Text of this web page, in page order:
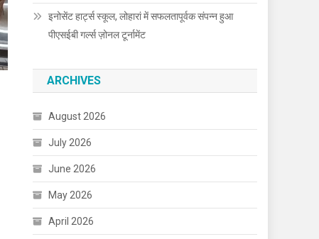
इनोसेंट हार्ट्स स्कूल, लोहारां में सफलतापूर्वक संपन्न हुआ
पीएसईबी गर्ल्स ज़ोनल टूर्नामेंट
ARCHIVES
August 2026
July 2026
June 2026
May 2026
April 2026